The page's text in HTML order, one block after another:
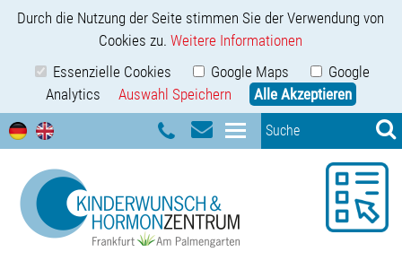
Durch die Nutzung der Seite stimmen Sie der Verwendung von
Cookies zu.Weitere Informationen
Essenzielle Cookies
Google Maps
Google
Analytics
Auswahl Speichern Alle Akzeptieren